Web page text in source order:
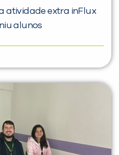
atividade extra inFlux
alunos